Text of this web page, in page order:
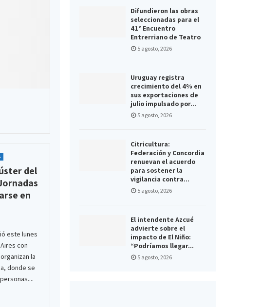
del
en
este lunes
con
la
donde se
Difundieron las obras
seleccionadas para el
41° Encuentro
Entrerriano de Teatro
5 agosto, 2026
Uruguay registra
crecimiento del 4% en
sus exportaciones de
julio impulsado por...
5 agosto, 2026
Citricultura:
Federación y Concordia
renuevan el acuerdo
para sostener la
vigilancia contra...
5 agosto, 2026
El intendente Azcué
advierte sobre el
impacto de El Niño:
“Podríamos llegar...
5 agosto, 2026